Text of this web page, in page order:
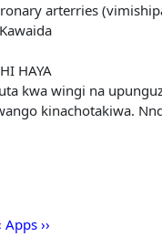
arterries
HAYA
kwa wingi na
kinachotakiwa.
Apps ››